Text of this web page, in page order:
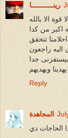
رينـــــــــــا
قوة الا بالله
اكبر من كدا
تتحقق
اليه راجعون
جدا
يهدينا ويهديهم
Reply
المجاهدة